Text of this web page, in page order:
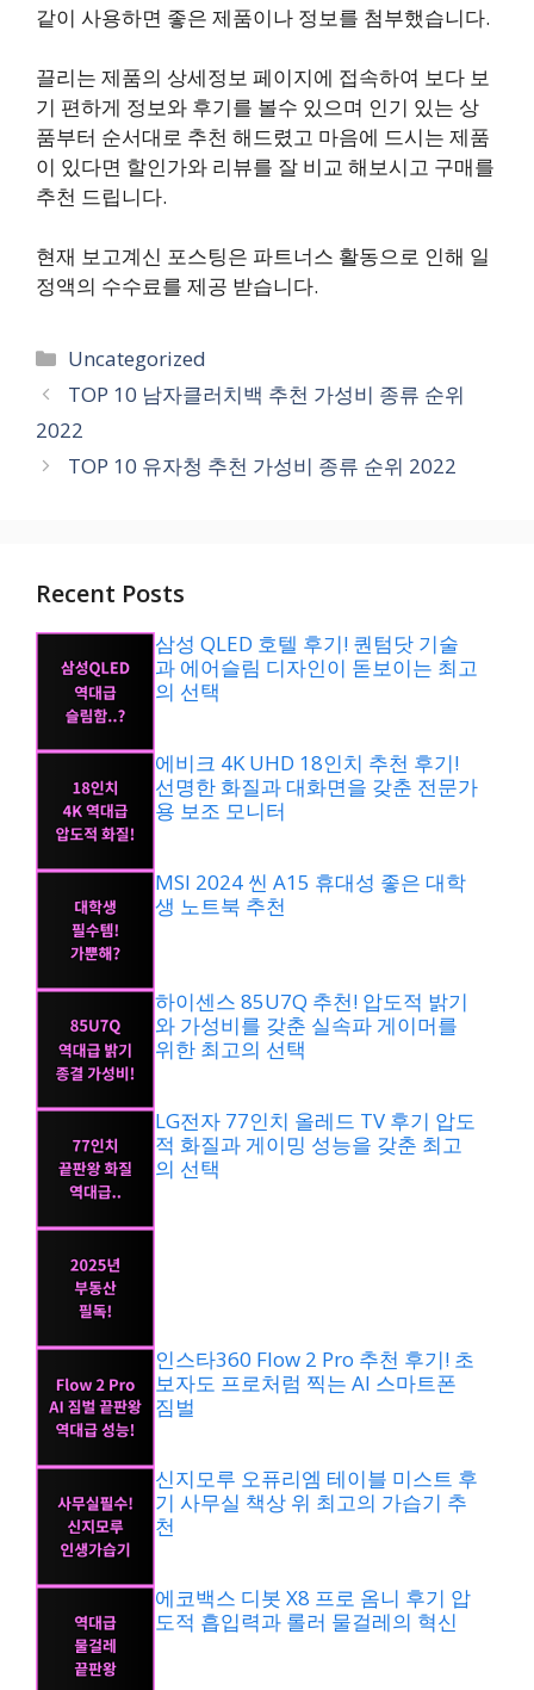
같이 사용하면 좋은 제품이나 정보를 첨부했습니다.
끌리는 제품의 상세정보 페이지에 접속하여 보다 보
기 편하게 정보와 후기를 볼수 있으며 인기 있는 상
품부터 순서대로 추천 해드렸고 마음에 드시는 제품
이 있다면 할인가와 리뷰를 잘 비교 해보시고 구매를
추천 드립니다.
현재 보고계신 포스팅은 파트너스 활동으로 인해 일
정액의 수수료를 제공 받습니다.
카
테
리
Uncategorized
TOP 10 남자클러치백 추천 가성비 종류 순위
2022
TOP 10 유자청 추천 가성비 종류 순위 2022
Recent Posts
삼성 QLED 호텔 후기! 퀀텀닷 기술
과 에어슬림 디자인이 돋보이는 최고
의 선택
에비크 4K UHD 18인치 추천 후기!
선명한 화질과 대화면을 갖춘 전문가
용 보조 모니터
MSI 2024 씬 A15 휴대성 좋은 대학
생 노트북 추천
하이센스 85U7Q 추천! 압도적 밝기
와 가성비를 갖춘 실속파 게이머를
위한 최고의 선택
LG전자 77인치 올레드 TV 후기 압도
적 화질과 게이밍 성능을 갖춘 최고
의 선택
인스타360 Flow 2 Pro 추천 후기! 초
보자도 프로처럼 찍는 AI 스마트폰
짐벌
신지모루 오퓨리엠 테이블 미스트 후
기 사무실 책상 위 최고의 가습기 추
천
에코백스 디봇 X8 프로 옴니 후기 압
도적 흡입력과 롤러 물걸레의 혁신